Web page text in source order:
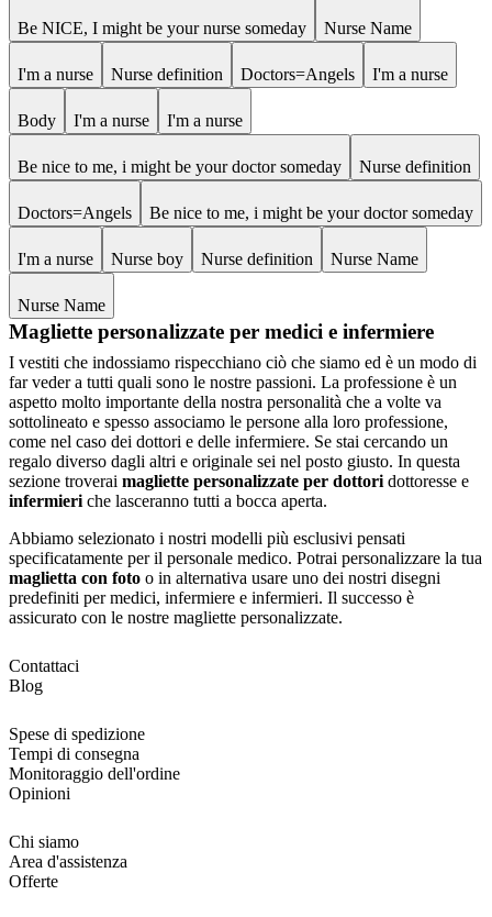
Be NICE, I might be your nurse someday Nurse Name
I'm a nurse Nurse definition Doctors=Angels I'm a nurse
Body I'm a nurse I'm a nurse
Be nice to me, i might be your doctor someday Nurse definition
Doctors=Angels Be nice to me, i might be your doctor someday
I'm a nurse Nurse boy Nurse definition Nurse Name
Nurse Name
Magliette personalizzate per medici e infermiere
I vestiti che indossiamo rispecchiano ciò che siamo ed è un modo di
far veder a tutti quali sono le nostre passioni. La professione è un
aspetto molto importante della nostra personalità che a volte va
sottolineato e spesso associamo le persone alla loro professione,
come nel caso dei dottori e delle infermiere. Se stai cercando un
regalo diverso dagli altri e originale sei nel posto giusto. In questa
sezione troverai magliette personalizzate per dottori dottoresse e
infermieri che lasceranno tutti a bocca aperta.
Abbiamo selezionato i nostri modelli più esclusivi pensati
specificatamente per il personale medico. Potrai personalizzare la tua
maglietta con foto o in alternativa usare uno dei nostri disegni
predefiniti per medici, infermiere e infermieri. Il successo è
assicurato con le nostre magliette personalizzate.
Contattaci
Blog
Spese di spedizione
Tempi di consegna
Monitoraggio dell'ordine
Opinioni
Chi siamo
Area d'assistenza
Offerte